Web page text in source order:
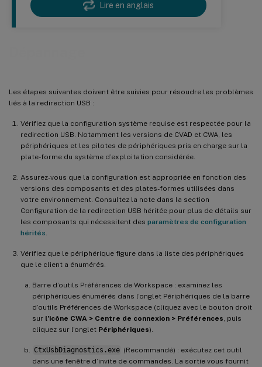
Lire en anglais
Les étapes suivantes doivent être suivies pour résoudre les problèmes
liés à la redirection USB :
Vérifiez que la configuration système requise est respectée pour la
redirection USB. Notamment les versions de CVAD et CWA, les
périphériques et les pilotes de périphériques pris en charge sur la
plate-forme du système d’exploitation considérée.
Assurez-vous que la configuration est appropriée en fonction des
versions des composants et des plates-formes utilisées dans
votre environnement. Consultez la note dans la section
Configuration de la redirection USB héritée pour plus de détails sur
les composants qui nécessitent des paramètres de configuration
hérités
Vérifiez que le périphérique figure dans la liste des périphériques
que le client a énumérés.
Barre d’outils Préférences de Workspace : examinez les
périphériques énumérés dans l’onglet Périphériques de la barre
d’outils Préférences de Workspace (cliquez avec le bouton droit
sur l’icône CWA > Centre de connexion > Préférences , puis
cliquez sur l’onglet Périphériques).
CtxUsbDiagnostics.exe (Recommandé) : exécutez cet outil
dans une fenêtre d’invite de commandes. La sortie vous fournit